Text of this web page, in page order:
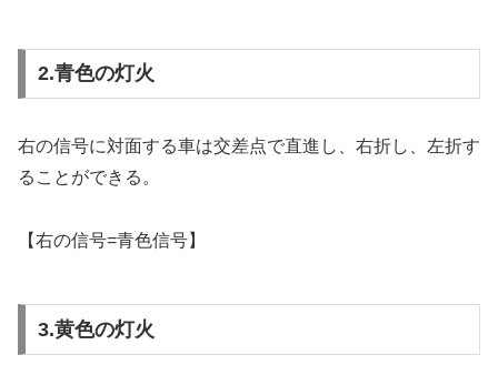
2.青色の灯火
右の信号に対面する車は交差点で直進し、右折し、左折す
ることができる。
【右の信号=青色信号】
3.黄色の灯火